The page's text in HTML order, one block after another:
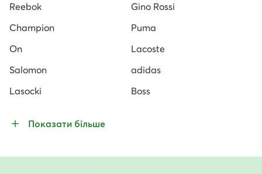
Reebok
Gino Rossi
Champion
Puma
On
Lacoste
Salomon
adidas
Lasocki
Boss
Показати більше